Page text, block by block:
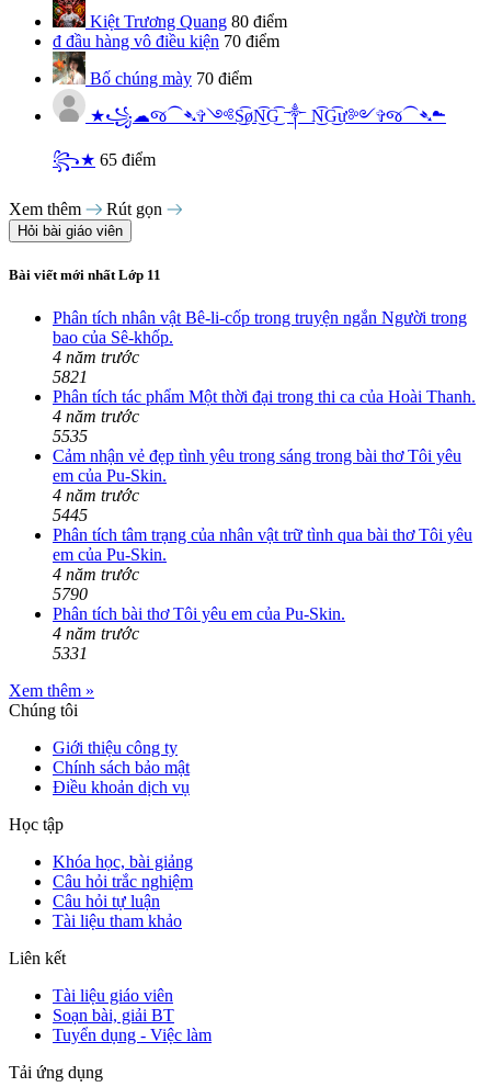
Kiệt Trương Quang 80 điểm
đ đầu hàng vô điều kiện 70 điểm
Bố chúng mày 70 điểm
★꧁☁︎જ⁀➴✞༺S͜͡øN͜͡G͜͡ ༒︎ N͜͡G͜͡ư༻✞જ⁀➴☁︎
꧂★ 65 điểm
Xem thêm Rút gọn
Hỏi bài giáo viên
Bài viết mới nhất Lớp 11
Phân tích nhân vật Bê-li-cốp trong truyện ngắn Người trong
bao của Sê-khốp.
4 năm trước
5821
Phân tích tác phẩm Một thời đại trong thi ca của Hoài Thanh.
4 năm trước
5535
Cảm nhận vẻ đẹp tình yêu trong sáng trong bài thơ Tôi yêu
em của Pu-Skin.
4 năm trước
5445
Phân tích tâm trạng của nhân vật trữ tình qua bài thơ Tôi yêu
em của Pu-Skin.
4 năm trước
5790
Phân tích bài thơ Tôi yêu em của Pu-Skin.
4 năm trước
5331
Xem thêm »
Chúng tôi
Giới thiệu công ty
Chính sách bảo mật
Điều khoản dịch vụ
Học tập
Khóa học, bài giảng
Câu hỏi trắc nghiệm
Câu hỏi tự luận
Tài liệu tham khảo
Liên kết
Tài liệu giáo viên
Soạn bài, giải BT
Tuyển dụng - Việc làm
Tải ứng dụng